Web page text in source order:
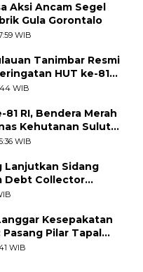
Aksi Ancam Segel
Gula Gorontalo
WIB
Tanimbar Resmi
HUT ke-81
Diajak Perkuat
WIB
RI, Bendera Merah
Kehutanan Sulut
WIB
Lanjutkan Sidang
Debt Collector
Saksi
Kesepakatan
Pasang Pilar Tapal
Libatkan
WIB